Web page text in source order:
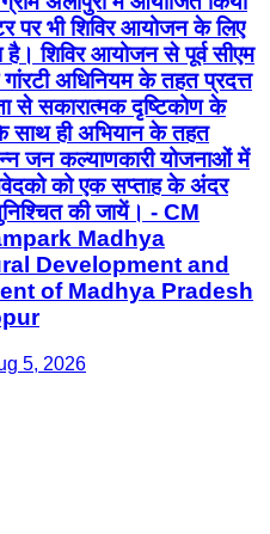
पर भी शिविर आयोजन के लिए
है। शिविर आयोजन से पूर्व सीएम
अधिनियम के तहत प्रदत्त
से सकारात्मक दृष्टिकोण के
साथ ही अभियान के तहत
जन कल्याणकारी योजनाओं में
को एक सप्ताह के अंदर
की जायें। - CM
Madhya
Development and
of Madhya Pradesh
5, 2026